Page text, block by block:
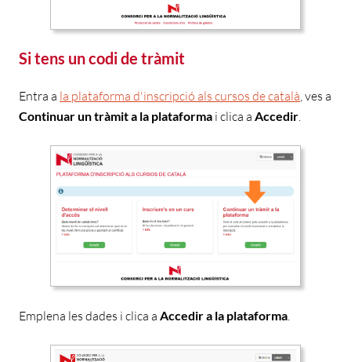
Si tens un codi de tràmit
Entra a la plataforma d'inscripció als cursos de català ves a
Continuar un tràmit a la plataforma i clica a Accedir
Emplena les dades i clica a Accedir a la plataforma.